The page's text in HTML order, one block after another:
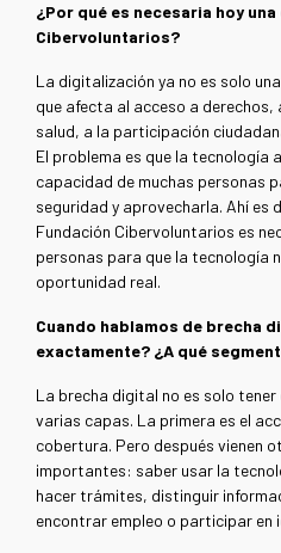
¿Por qué es necesaria hoy
Cibervoluntarios?
La digitalización ya no es solo
que afecta al acceso a derechos,
salud, a la participación
El problema es que la tecnología
capacidad de muchas personas
seguridad y aprovecharla. Ahí es
Fundación Cibervoluntarios es
personas para que la tecnología
oportunidad real.
Cuando hablamos de brecha
exactamente? ¿A qué
La brecha digital no es solo
varias capas. La primera es el
cobertura. Pero después vienen
importantes: saber usar la
hacer trámites, distinguir
encontrar empleo o participar en